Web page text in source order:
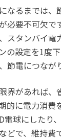
なるまでは、
必要不可欠で
スタンバイ電
の設定を1度
節電につなが
界があれば、
的に電力消費
電球にしたり
どで、維持費